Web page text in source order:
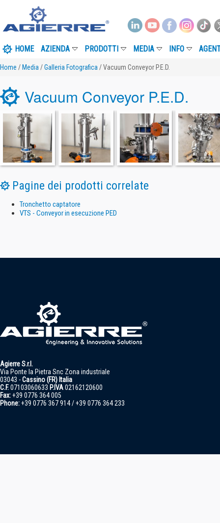
HOME AZIENDA PRODOTTI MEDIA INFO
Home / Media /Galleria Fotografica / Vacuum Conveyor P.E.D.
Vacuum Conveyor P.E.D.
Pagine dei prodotti correlate
Tronchetto captatore
VTS - Conveyor in esecuzione PED
Agierre S.r.l.
Via Ponte la Pietra Snc Zona industriale
03043 -Cassino (FR) Italia
C.F.07103060633 P.IVA02162120600
Fax:+39 0776 364 005
Phone:+39 0776 367 914 / +39 0776 364 233